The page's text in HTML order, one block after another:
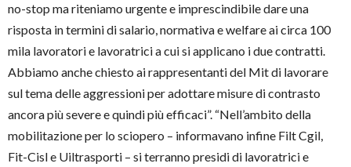
no-stop ma riteniamo urgente e imprescindibile dare una
risposta in termini di salario, normativa e welfare ai circa 100
mila lavoratori e lavoratrici a cui si applicano i due contratti.
Abbiamo anche chiesto ai rappresentanti del Mit di lavorare
sul tema delle aggressioni per adottare misure di contrasto
ancora più severe e quindi più efficaci”. “Nell’ambito della
mobilitazione per lo sciopero – informavano infine Filt Cgil,
Fit-Cisl e Uiltrasporti – si terranno presidi di lavoratrici e